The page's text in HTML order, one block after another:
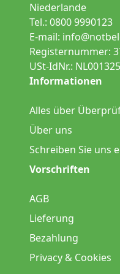
Niederlande
Tel.: 0800 9990123
E-mail:
Registernummer:
USt-IdNr.:
Informationen
Alles über
Über uns
Schreiben Sie uns
Vorschriften
AGB
Lieferung
Bezahlung
Privacy & Cookies